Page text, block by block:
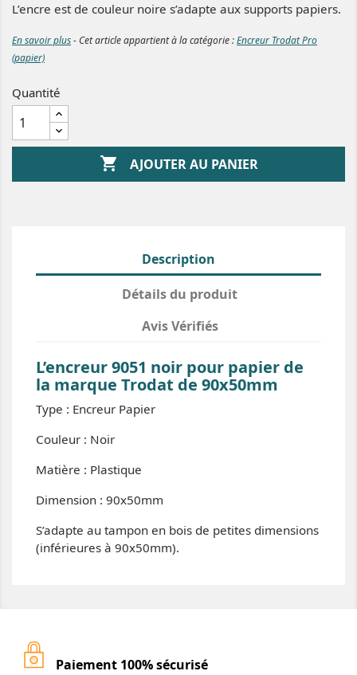
L’encre est de couleur noire s’adapte aux supports papiers.
En savoir plus- Cet article appartient à la catégorie :Encreur Trodat Pro
(papier)
Quantité
 AJOUTER AU PANIER
Description
Détails du produit
Avis Vérifiés
L’encreur 9051 noir pour papier de
la marque Trodat de 90x50mm
Type : Encreur Papier
Couleur : Noir
Matière : Plastique
Dimension : 90x50mm
S’adapte au tampon en bois de petites dimensions
(inférieures à 90x50mm).
Paiement 100% sécurisé